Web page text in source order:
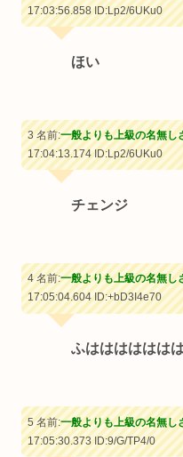
17:03:56.858ID:Lp2/6UKu0
ほい
3 名前:一般よりも上級の名無し
17:04:13.174ID:Lp2/6UKu0
チェンジ
4 名前:一般よりも上級の名無し
17:05:04.604ID:+bD3I4e70
ふははははははは
5 名前:一般よりも上級の名無し
17:05:30.373ID:9/G/TP4/0